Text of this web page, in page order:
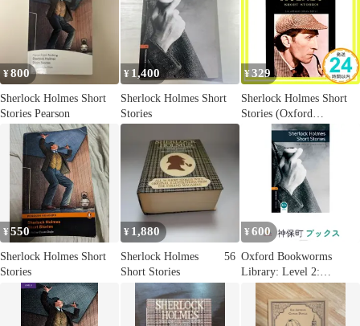
¥800
Sherlock Holmes Short
Stories Pearson
¥ 1,400
Sherlock Holmes Short
Stories
¥329
Sherlock Holmes Short
Stories (Oxford
Bookworms Library 2)
Doyle， Arthur Conan，
Sir; West， Clare_04
¥550
Sherlock Holmes Short
Stories
¥ 1,880
Sherlock Holmes 56
Short Stories
¥ 600
Oxford Bookworms
Library: Level 2:
Sherlock Holmes Short
Stories [ペーパーバッ
ク] Conan Doyle, Arthur;